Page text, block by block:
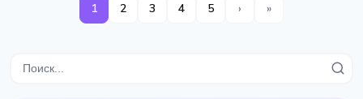
1 2 3 4 5 › »